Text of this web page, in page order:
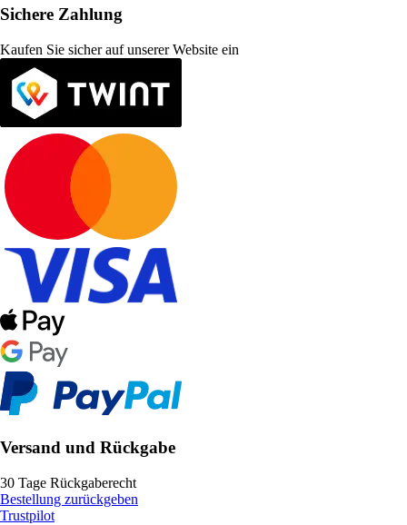
Sichere Zahlung
Kaufen Sie sicher auf unserer Website ein
Versand und Rückgabe
30 Tage Rückgaberecht
Bestellung zurückgeben
Trustpilot